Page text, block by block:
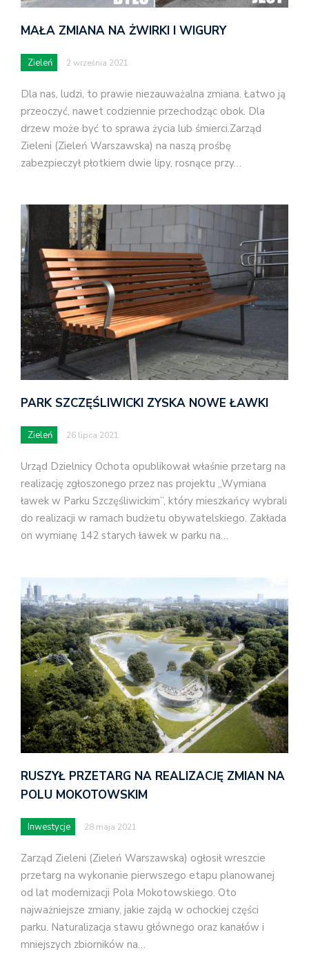
MAŁA ZMIANA NA ŻWIRKI I WIGURY
Zieleń 2 września 2021
Dla nas, ludzi, to prawie niezauważalna zmiana. Łatwo ją
przeoczyć, nawet codziennie przechodząc obok. Dla
drzew może być to sprawa życia lub śmierci.Zarząd
Zieleni (Zieleń Warszawska) na naszą prośbę
zabezpieczył płotkiem dwie lipy, rosnące przy…
PARK SZCZĘŚLIWICKI ZYSKA NOWE ŁAWKI
Zieleń 26 lipca 2021
Urząd Dzielnicy Ochota opublikował właśnie przetarg na
realizację zgłoszonego przez nas projektu „Wymiana
ławek w Parku Szczęśliwickim”, który mieszkańcy wybrali
do realizacji w ramach budżetu obywatelskiego. Zakłada
on wymianę 142 starych ławek w parku na…
RUSZYŁ PRZETARG NA REALIZACJĘ ZMIAN NA
POLU MOKOTOWSKIM
Inwestycje 28 maja 2021
Zarząd Zieleni (Zieleń Warszawska) ogłosił wreszcie
przetarg na wykonanie pierwszego etapu planowanej
od lat modernizacji Pola Mokotowskiego. Oto
najważniejsze zmiany, jakie zajdą w ochockiej części
parku. Naturalizacja stawu głównego oraz kanałów i
mniejszych zbiorników na…